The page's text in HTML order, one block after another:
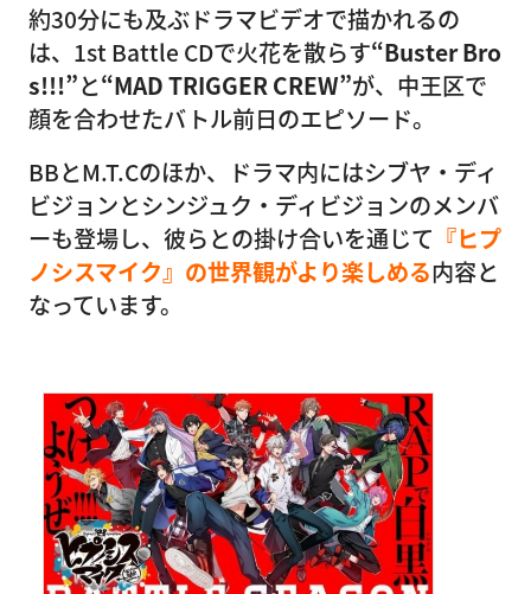
約30分にも及ぶドラマビデオで描かれるの
は、1st Battle CDで火花を散らす“Buster Bro
s!!!”と“MAD TRIGGER CREW”が、中王区で
顔を合わせたバトル前日のエピソード。
BBとM.T.Cのほか、ドラマ内にはシブヤ・ディ
ビジョンとシンジュク・ディビジョンのメンバ
ーも登場し、彼らとの掛け合いを通じて 『ヒプ
ノシスマイク』の世界観がより楽しめる内容と
なっています。